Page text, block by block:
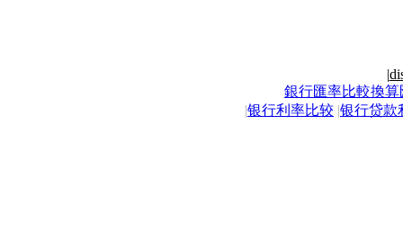
|
銀行匯率比較換算
|银行利率比较 |银行贷款